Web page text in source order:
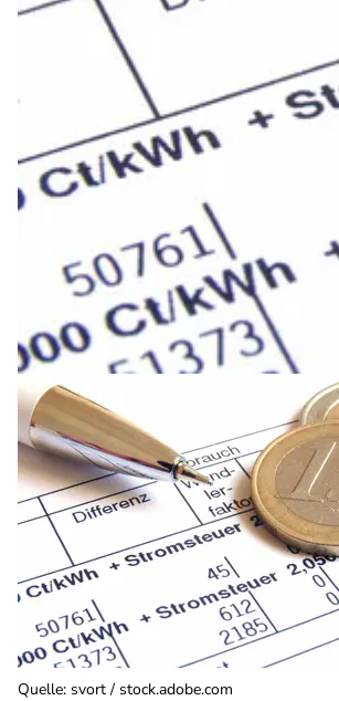
Quelle: svort / stock.adobe.com